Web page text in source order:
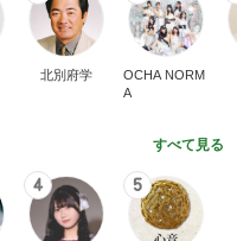
北別府学
OCHA NORM
A
すべて見る
4 5